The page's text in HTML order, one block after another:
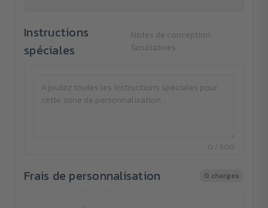
Instructions
spéciales
Notes de conception
facultatives
0 / 500
Frais de personnalisation 0 charges